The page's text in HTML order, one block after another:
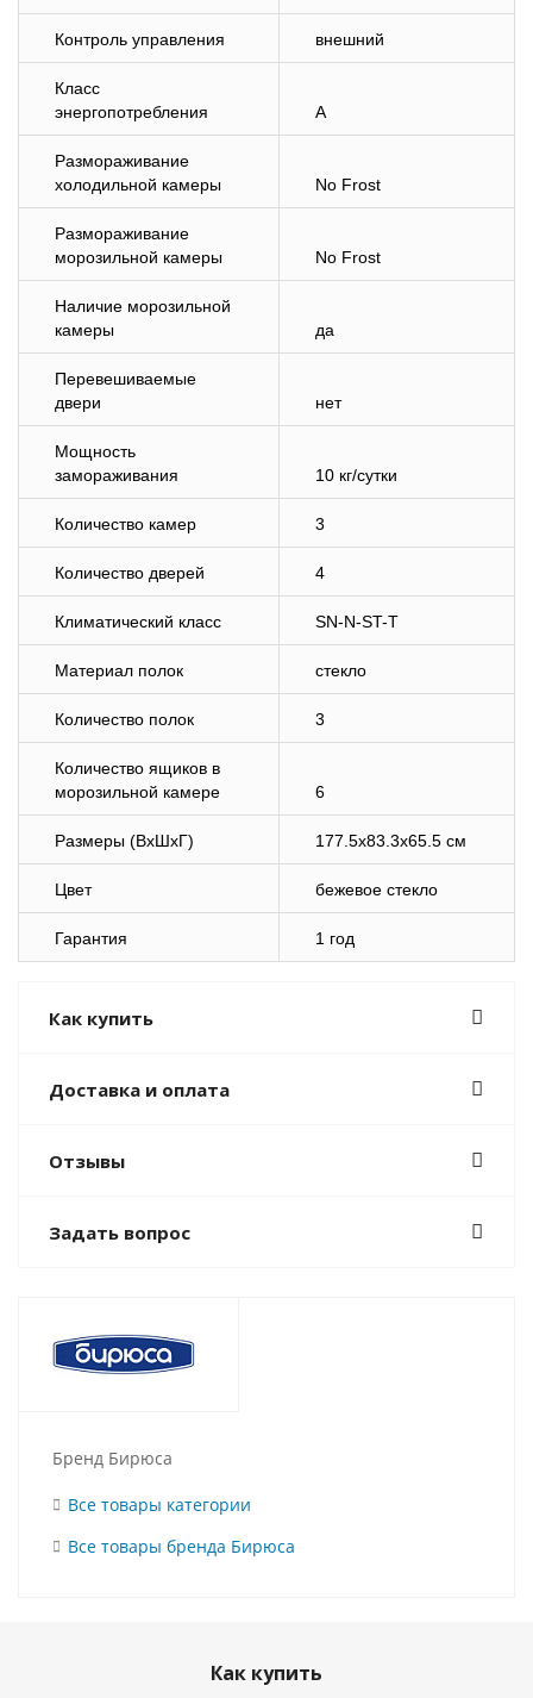
Контроль управления внешний
Класс
энергопотребления
A
Размораживание
холодильной камеры
No Frost
Размораживание
морозильной камеры
No Frost
Наличие морозильной
камеры
да
Перевешиваемые
двери
нет
Мощность
замораживания
10 кг/cутки
Количество камер 3
Количество дверей 4
Климатический класс SN-N-ST-T
Материал полок стекло
Количество полок 3
Количество ящиков в
морозильной камере
6
Размеры (ВхШхГ) 177.5x83.3x65.5 см
Цвет бежевое стекло
Гарантия 1 год
Как купить
Доставка и оплата
Отзывы
Задать вопрос
Бренд Бирюса
Все товары категории
Все товары бренда Бирюса
Как купить